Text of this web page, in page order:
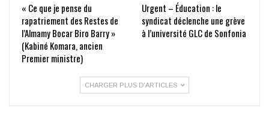
« Ce que je pense du
rapatriement des Restes de
l’Almamy Bocar Biro Barry »
(Kabiné Komara, ancien
Premier ministre)
Urgent – Éducation : le
syndicat déclenche une grève
à l’université GLC de Sonfonia
CHARGER PLUS D'ARTICLES